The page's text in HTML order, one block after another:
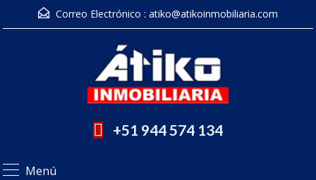
Correo Electrónico : atiko@atikoinmobiliaria.com
+51 944 574 134
Menú